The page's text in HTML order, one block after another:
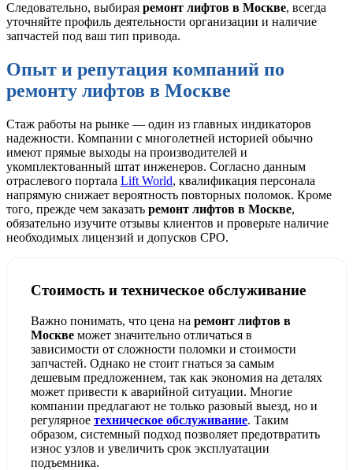
Следовательно, выбирая ремонт лифтов в Москве, всегда
уточняйте профиль деятельности организации и наличие
запчастей под ваш тип привода.
Опыт и репутация компаний по
ремонту лифтов в Москве
Стаж работы на рынке — один из главных индикаторов
надежности. Компании с многолетней историей обычно
имеют прямые выходы на производителей и
укомплектованный штат инженеров. Согласно данным
отраслевого портала Lift World, квалификация персонала
напрямую снижает вероятность повторных поломок. Кроме
того, прежде чем заказать ремонт лифтов в Москве,
обязательно изучите отзывы клиентов и проверьте наличие
необходимых лицензий и допусков СРО.
Стоимость и техническое обслуживание
Важно понимать, что цена на ремонт лифтов в
Москве может значительно отличаться в
зависимости от сложности поломки и стоимости
запчастей. Однако не стоит гнаться за самым
дешевым предложением, так как экономия на деталях
может привести к аварийной ситуации. Многие
компании предлагают не только разовый выезд, но и
регулярное техническое обслуживание. Таким
образом, системный подход позволяет предотвратить
износ узлов и увеличить срок эксплуатации
подъемника.